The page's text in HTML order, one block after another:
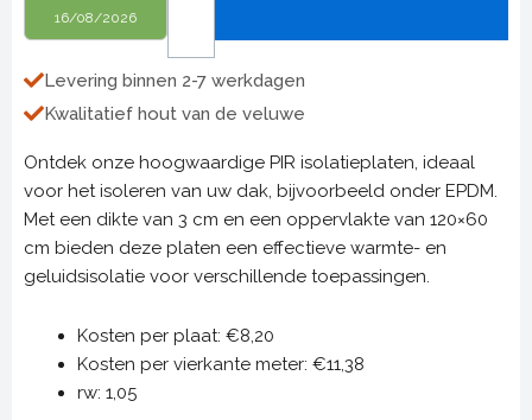
16/08/2026
m2
aantal
Levering binnen 2-7 werkdagen
Kwalitatief hout van de veluwe
Ontdek onze hoogwaardige PIR isolatieplaten, ideaal
voor het isoleren van uw dak, bijvoorbeeld onder EPDM.
Met een dikte van 3 cm en een oppervlakte van 120×60
cm bieden deze platen een effectieve warmte- en
geluidsisolatie voor verschillende toepassingen.
Kosten per plaat: €8,20
Kosten per vierkante meter: €11,38
rw: 1,05